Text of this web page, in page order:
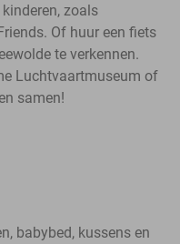
zoals
Of huur een fiets
te verkennen.
Luchtvaartmuseum of
samen!
babybed, kussens en